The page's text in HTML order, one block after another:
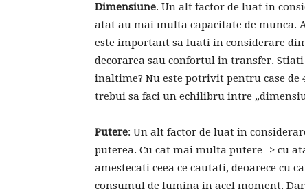
Dimensiune. Un alt factor de luat in
atat au mai multa capacitate de munca.
este important sa luati in considerare
decorarea sau confortul in transfer. Stiati
inaltime? Nu este potrivit pentru case
trebui sa faci un echilibru intre
Putere: Un alt factor de luat in
puterea. Cu cat mai multa putere -> cu
amestecati ceea ce cautati, deoarece cu
consumul de lumina in acel moment.